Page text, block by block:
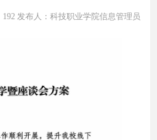
192 发布人：科技职业学院信息管理员